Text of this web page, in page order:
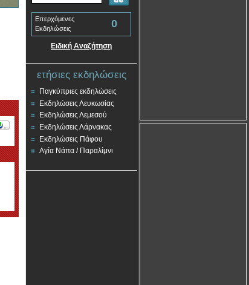
Επερχόμενες
Εκδηλώσεις
0
Ειδική Αναζήτηση
ετήσιες εκδηλώσεις
Παγκύπριες εκδηλώσεις
Εκδηλώσεις Λευκωσίας
Εκδηλώσεις Λεμεσού
Εκδηλώσεις Λάρνακας
Εκδηλώσεις Πάφου
Αγία Νάπα / Παραλίμνι